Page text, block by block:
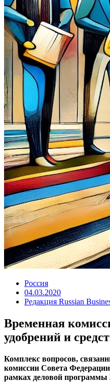
Россия
04.03.2020
Редакция Russian
Временная
удобрений и
Комплекс вопросов,
комиссии Совета
рамках деловой программы